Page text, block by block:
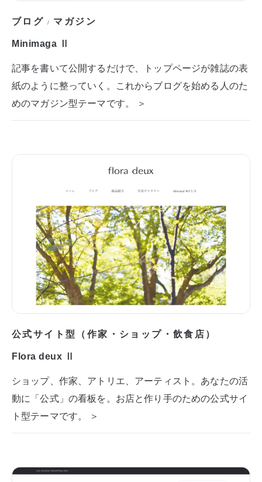
ブログ / マガジン
Minimaga Ⅱ
記事を書いて公開するだけで、トップページが雑誌の表
紙のように整っていく。これからブログを始める人のた
めのマガジン型テーマです。 ＞
公式サイト型（作家・ショップ・飲食店）
Flora deux Ⅱ
ショップ、作家、アトリエ、アーティスト。あなたの活
動に「公式」の看板を。お店と作り手のための公式サイ
ト型テーマです。 ＞